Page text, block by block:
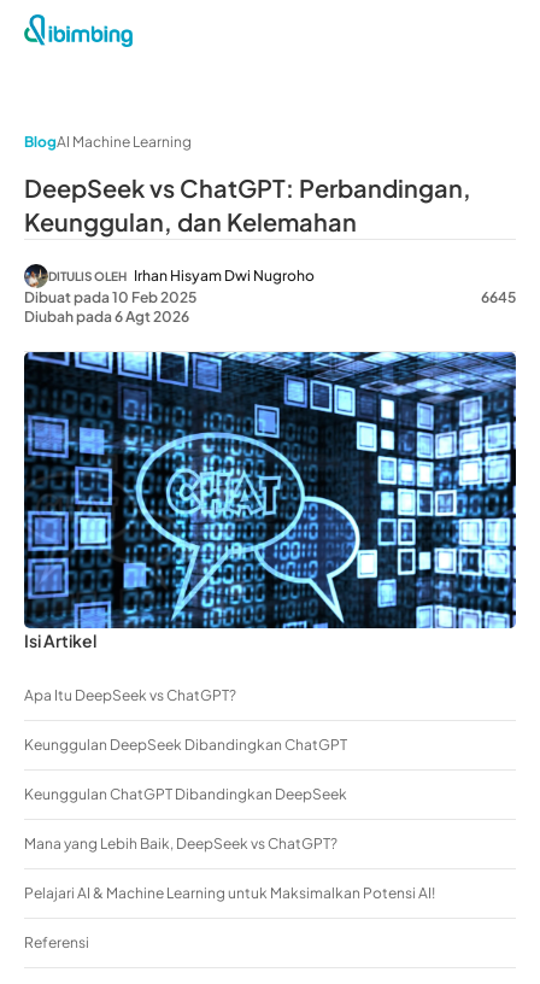
BlogAI Machine Learning
DeepSeek vs ChatGPT: Perbandingan,
Keunggulan, dan Kelemahan
DITULIS OLEH Irhan Hisyam Dwi Nugroho
Dibuat pada 10 Feb 2025
Diubah pada 6 Agt 2026
6645
Isi Artikel
Apa Itu DeepSeek vs ChatGPT?
Keunggulan DeepSeek Dibandingkan ChatGPT
Keunggulan ChatGPT Dibandingkan DeepSeek
Mana yang Lebih Baik, DeepSeek vs ChatGPT?
Pelajari AI & Machine Learning untuk Maksimalkan Potensi AI!
Referensi